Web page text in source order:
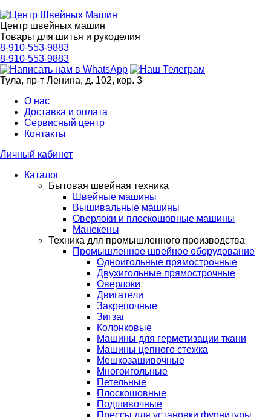
Центр швейных машин
Товары для шитья и рукоделия
8-910-553-9883
8-910-553-9883
Тула, пр-т Ленина, д. 102, кор. 3
О нас
Доставка и оплата
Сервисный центр
Контакты
Личный кабинет
Каталог
Бытовая швейная техника
Швейные машины
Вышивальные машины
Оверлоки и плоскошовные машины
Манекены
Техника для промышленного производства
Промышленное швейное оборудование
Одноигольные прямострочные
Двухигольные прямострочные
Оверлоки
Двигатели
Закрепочные
Зигзаг
Колонковые
Машины для герметизации ткани
Машины цепного стежка
Мешкозашивочные
Многоигольные
Петельные
Плоскошовные
Подшивочные
Прессы для установки фурнитуры